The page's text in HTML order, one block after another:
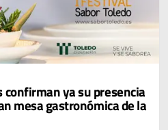
confirman ya su presencia
mesa gastronómica de la